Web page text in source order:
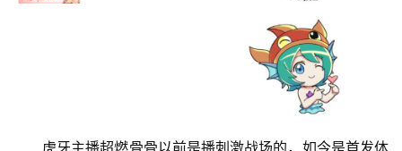
虎牙主播超燃骨骨以前是播刺激战场的，如今是首发体